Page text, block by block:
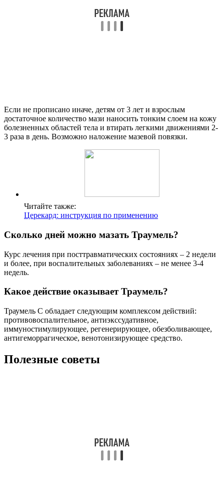
Если не прописано иначе, детям от 3 лет и взрослым
достаточное количество мази наносить тонким слоем на кожу
болезненных областей тела и втирать легкими движениями 2-
3 раза в день. Возможно наложение мазевой повязки.
Читайте также:
Церекард: инструкция по применению
Сколько дней можно мазать Траумель?
Курс лечения при посттравматических состояниях – 2 недели
и более, при воспалительных заболеваниях – не менее 3-4
недель.
Какое действие оказывает Траумель?
Траумель С обладает следующим комплексом действий:
противовоспалительное, антиэкссудативное,
иммуностимулирующее, регенерирующее, обезболивающее,
антигеморрагическое, венотонизирующее средство.
Полезные советы